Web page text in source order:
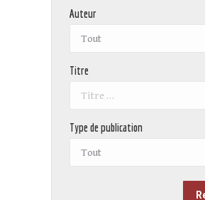
Auteur
Titre
Type de publication